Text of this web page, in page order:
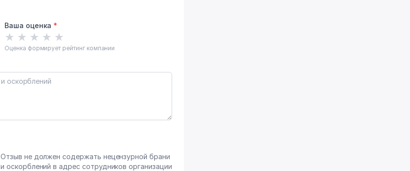
Ваша оценка *
★ ★ ★ ★ ★
Оценка формирует рейтинг компании
Отзыв не должен содержать нецензурной брани
и оскорблений в адрес сотрудников организации